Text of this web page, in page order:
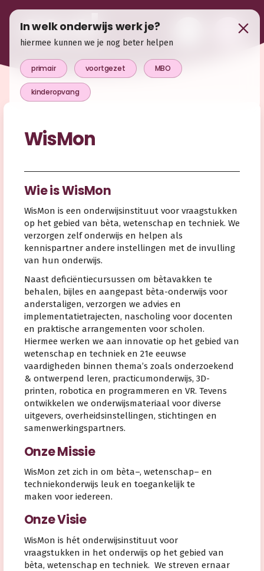
WisMon
Wie is WisMon
WisMon is een onderwijsinstituut voor vraagstukken
op het gebied van bèta, wetenschap en techniek. We
verzorgen zelf onderwijs en helpen als
kennispartner andere instellingen met de invulling
van hun onderwijs.
Naast deficiëntiecursussen om bètavakken te
behalen, bijles en aangepast bèta-onderwijs voor
anderstaligen, verzorgen we advies en
implementatietrajecten, nascholing voor docenten
en praktische arrangementen voor scholen.
Hiermee werken we aan innovatie op het gebied van
wetenschap en techniek en 21e eeuwse
vaardigheden binnen thema’s zoals onderzoekend
& ontwerpend leren, practicumonderwijs, 3D-
printen, robotica en programmeren en VR. Tevens
ontwikkelen we onderwijsmateriaal voor diverse
uitgevers, overheidsinstellingen, stichtingen en
samenwerkingspartners.
Onze Missie
WisMon zet zich in om bèta–, wetenschap– en
techniekonderwijs leuk en toegankelijk te
maken voor iedereen.
Onze Visie
WisMon is hét onderwijsinstituut voor
vraagstukken in het onderwijs op het gebied van
bèta, wetenschap en techniek. We streven ernaar
In welk onderwijs werk je?
hiermee kunnen we je nog beter helpen
primair voortgezet MBO
kinderopvang